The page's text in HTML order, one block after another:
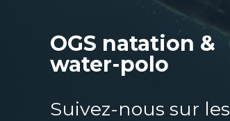
OGS natation &
water-polo
Suivez-nous sur les